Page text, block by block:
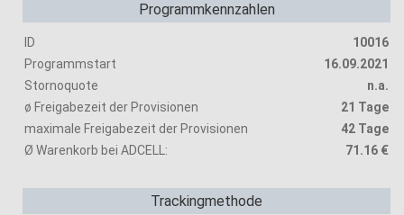
Programmkennzahlen
ID
10016
Programmstart
16.09.2021
Stornoquote
n.a.
ø Freigabezeit der Provisionen
21 Tage
maximale Freigabezeit der Provisionen
42 Tage
Ø Warenkorb bei ADCELL:
71.16 €
Trackingmethode